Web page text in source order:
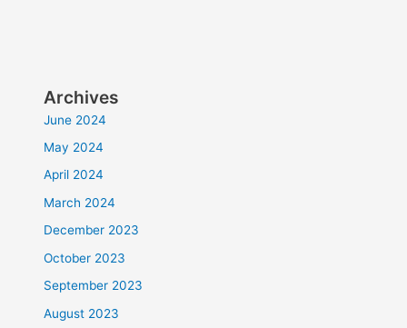
Archives
June 2024
May 2024
April 2024
March 2024
December 2023
October 2023
September 2023
August 2023